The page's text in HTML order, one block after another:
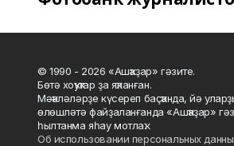
© 1990 - 2026 «Ашҡаҙар» гәзите.
Бөтә хоҡуҡтар ҙа яҡланған.
Мәҡәләләрҙе күсереп баҫҡанда, йә
өлөшләтә файҙаланғанда «Ашҡаҙар»
һылтанма яһау мотлаҡ.
Об использовании персональных